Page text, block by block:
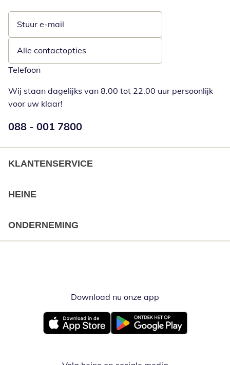
Stuur e-mail
Opent e-mailclient
Alle contactopties
Telefoon
Wij staan dagelijks van 8.00 tot 22.00 uur persoonlijk
voor uw klaar!
Telefoonnummer:
088 - 001 7800
KLANTENSERVICE
HEINE
ONDERNEMING
Download nu onze app
Opent in nieuw vensterOpent in nieuw venster